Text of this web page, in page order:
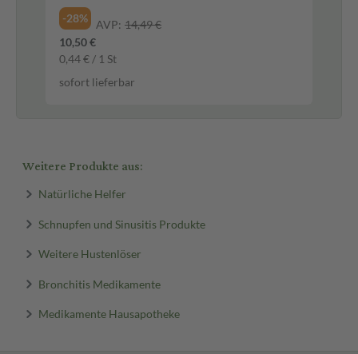
-28%
AVP: 14,49 €
10,50 €
0,44 € / 1 St
sofort lieferbar
Weitere Produkte aus:
Natürliche Helfer
Schnupfen und Sinusitis Produkte
Weitere Hustenlöser
Bronchitis Medikamente
Medikamente Hausapotheke